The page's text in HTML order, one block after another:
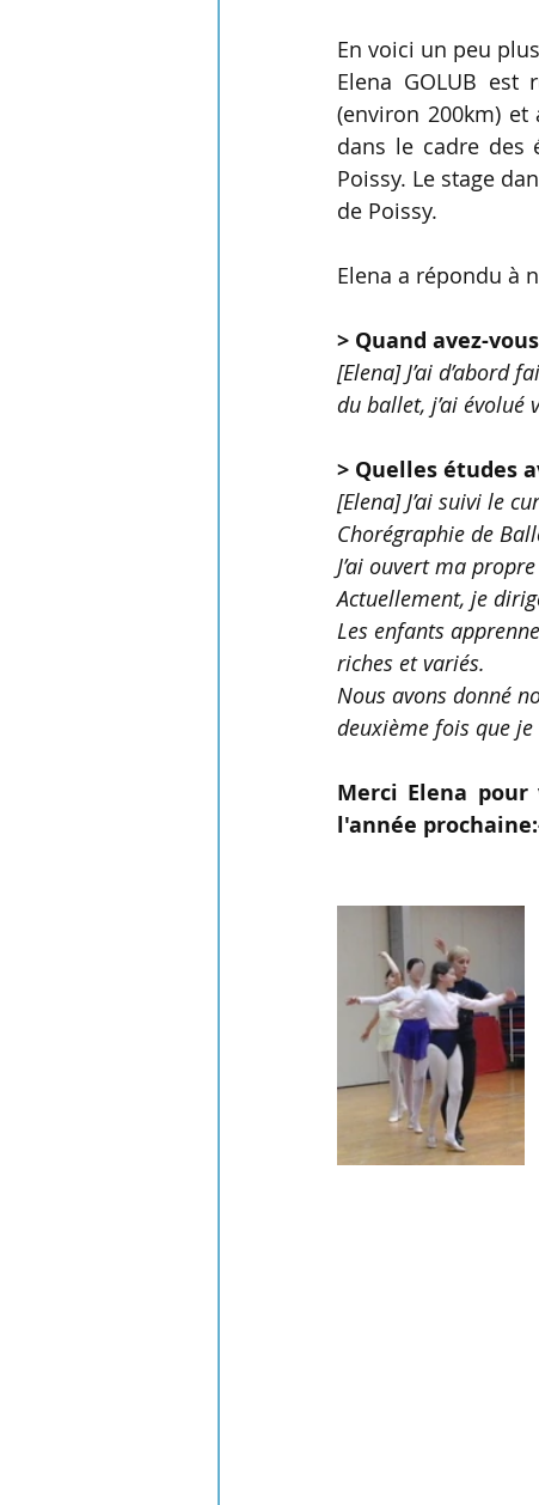
En voici un peu
Elena GOLUB
(environ 200km) et
dans le cadre des
Poissy. Le stage
de Poissy.
Elena a répondu à
> Quand avez-
[Elena] J’ai d’abord
du ballet, j’ai évolué
> Quelles études
[Elena] J’ai suivi le
Chorégraphie de
J’ai ouvert ma
Actuellement, je
Les enfants
riches et variés.
Nous avons donné
deuxième fois que je
Merci Elena
l'année